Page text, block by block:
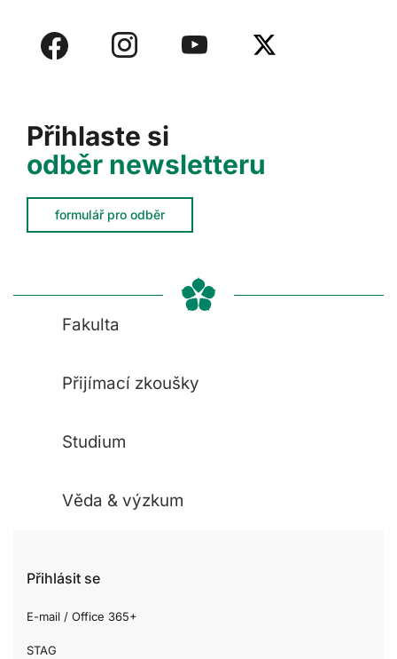
Přihlaste si
odběr newsletteru
formulář pro odběr
Fakulta
Přijímací zkoušky
Studium
Věda & výzkum
Přihlásit se
E-mail / Office 365+
STAG